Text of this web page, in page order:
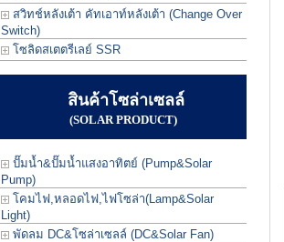
สวิทช์หลังเต้า คัทเอาท์หลังเต้า (Change Over
Switch)
โซลิดสเตตรีเลย์ SSR
สินค้าโซล่าเซลล์
(SOLAR PRODUCT)
ปั๊มน้ำ&ปั๊มน้ำแสงอาทิตย์ (Pump&Solar
Pump)
โคมไฟ,หลอดไฟ,ไฟโซล่า(Lamp&Solar
Light)
พัดลม DC&โซล่าเซลล์ (DC&Solar Fan)